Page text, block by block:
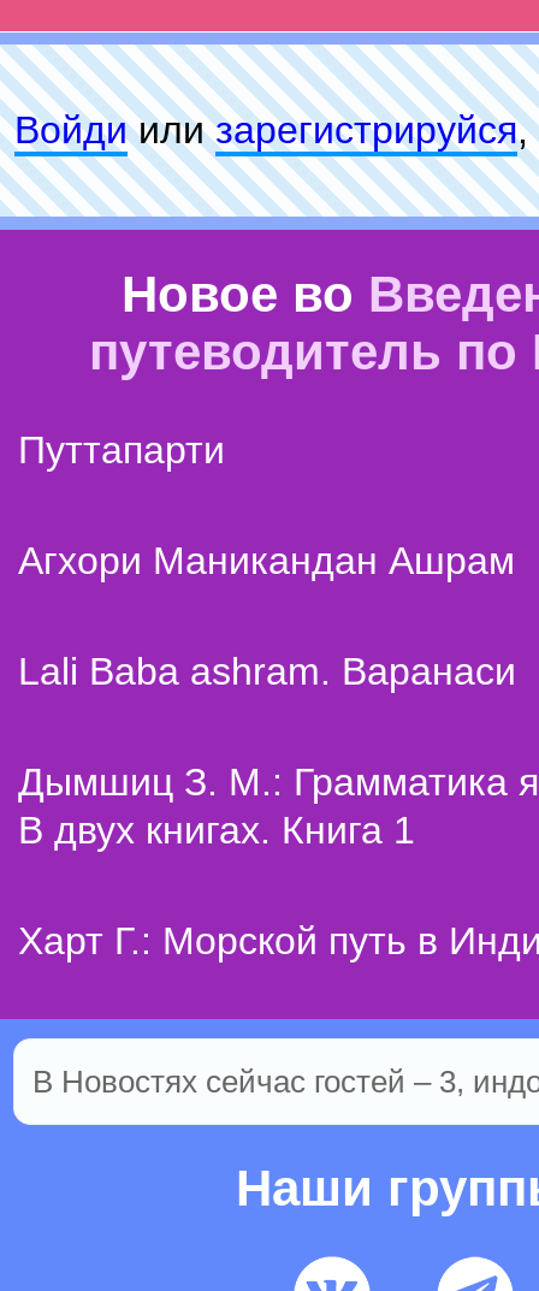
Войдиилизарeгиcтpируйся,
Новое во
путеводитель
Путтапарти
Агхори Маникандан Ашрам
Lali Baba ashram. Варанаси
Дымшиц З. М.: Грамматика
В двух книгах. Книга 1
Харт Г.: Морской путь в
В Новостях сейчас гостей – 3,
Наши